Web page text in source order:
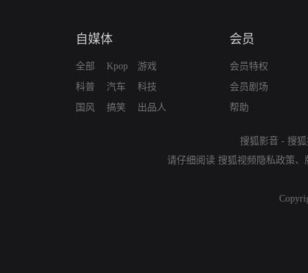
自媒体
全部
科普
国风
Kpop
汽车
搞笑
游戏
科技
出品人
会员
会员特权
会员剧场
帮助
搜狐影音 - 搜
请仔细阅读 搜狐视频隐私政策、